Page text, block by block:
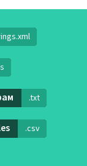
.txt
.csv